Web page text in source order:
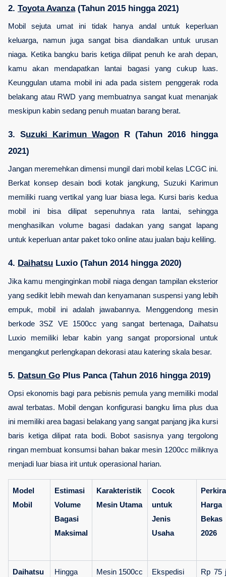
2. Toyota Avanza (Tahun 2015 hingga 2021)
Mobil sejuta umat ini tidak hanya andal untuk keperluan
keluarga, namun juga sangat bisa diandalkan untuk urusan
niaga. Ketika bangku baris ketiga dilipat penuh ke arah depan,
kamu akan mendapatkan lantai bagasi yang cukup luas.
Keunggulan utama mobil ini ada pada sistem penggerak roda
belakang atau RWD yang membuatnya sangat kuat menanjak
meskipun kabin sedang penuh muatan barang berat.
3. Suzuki Karimun Wagon R (Tahun 2016 hingga
2021)
Jangan meremehkan dimensi mungil dari mobil kelas LCGC ini.
Berkat konsep desain bodi kotak jangkung, Suzuki Karimun
memiliki ruang vertikal yang luar biasa lega. Kursi baris kedua
mobil ini bisa dilipat sepenuhnya rata lantai, sehingga
menghasilkan volume bagasi dadakan yang sangat lapang
untuk keperluan antar paket toko online atau jualan baju keliling.
4. Daihatsu Luxio (Tahun 2014 hingga 2020)
Jika kamu menginginkan mobil niaga dengan tampilan eksterior
yang sedikit lebih mewah dan kenyamanan suspensi yang lebih
empuk, mobil ini adalah jawabannya. Menggendong mesin
berkode 3SZ VE 1500cc yang sangat bertenaga, Daihatsu
Luxio memiliki lebar kabin yang sangat proporsional untuk
mengangkut perlengkapan dekorasi atau katering skala besar.
5. Datsun Go Plus Panca (Tahun 2016 hingga 2019)
Opsi ekonomis bagi para pebisnis pemula yang memiliki modal
awal terbatas. Mobil dengan konfigurasi bangku lima plus dua
ini memiliki area bagasi belakang yang sangat panjang jika kursi
baris ketiga dilipat rata bodi. Bobot sasisnya yang tergolong
ringan membuat konsumsi bahan bakar mesin 1200cc miliknya
menjadi luar biasa irit untuk operasional harian.
Model
Mobil
Estimasi
Volume
Bagasi
Maksimal
Karakteristik
Mesin Utama
Cocok
untuk
Jenis
Usaha
Harga
Bekas
2026
Daihatsu
Hingga
Mesin 1500cc
Ekspedisi
Rp 75